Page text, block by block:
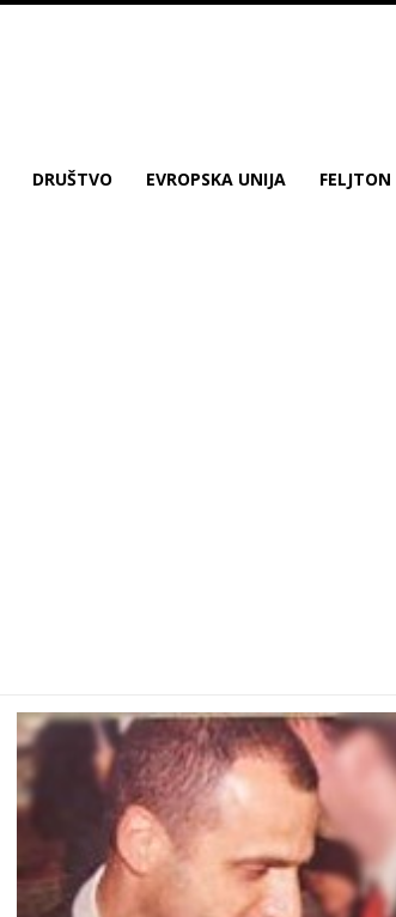
DRUŠTVO EVROPSKA UNIJA FELJTON